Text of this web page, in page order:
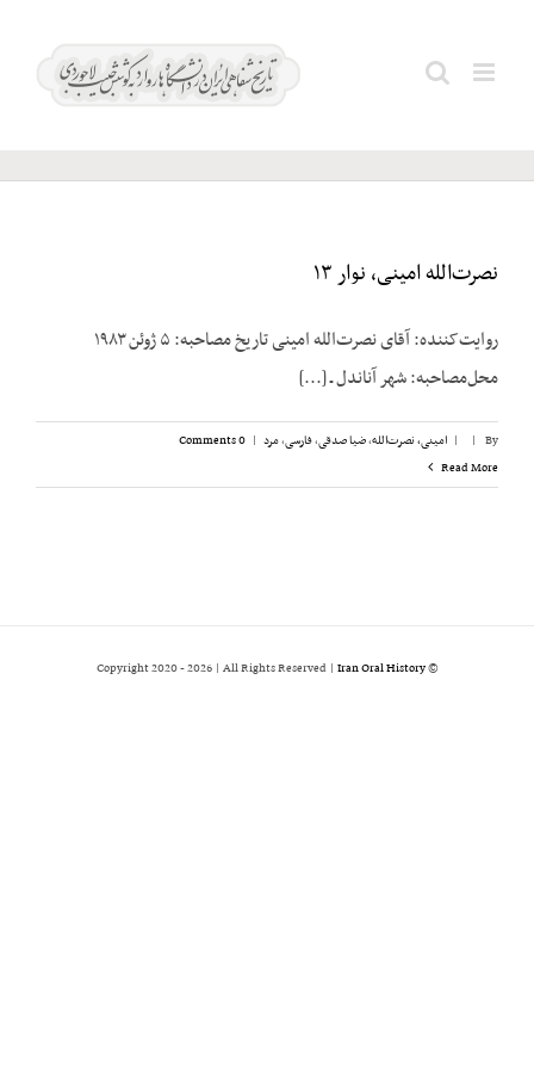
مجمع
نصرت‌الله امینی، نوار ۱۳
روایت‌کننده: آقای نصرت‌الله امینی تاریخ مصاحبه: ۵ ژوئن ۱۹۸۳
محل‌مصاحبه: شهر آناندل ـ [...]
By
|
| امینی، نصرت‌الله,ضیا صدقی,فارسی,مرد |
0 Comments
Read More
© Copyright 2020 -
2026 | All Rights Reserved | Iran Oral History